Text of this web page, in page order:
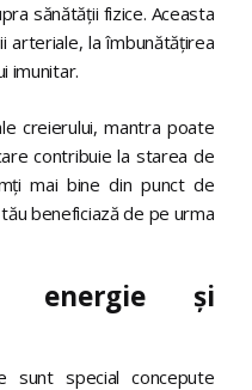
sănătății fizice. Aceasta
arteriale, la îmbunătățirea
imunitar.
creierului, mantra poate
contribuie la starea de
mai bine din punct de
beneficiază de pe urma
energie și
sunt special concepute